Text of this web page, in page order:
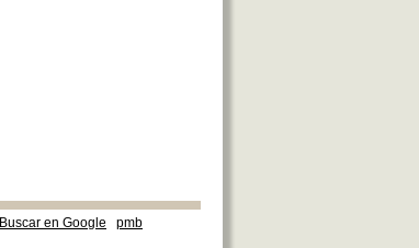
Buscar en Google pmb